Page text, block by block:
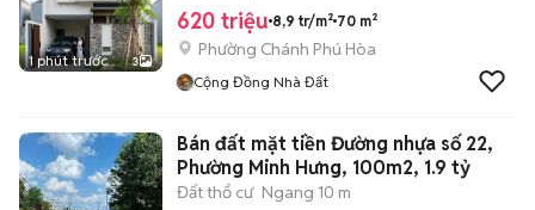
1 phút trước 3
620 triệu 8,9 tr/m² 70 m²
Phường Chánh Phú Hòa
Cộng Đồng Nhà Đất
Bán đất mặt tiền Đường nhựa số 22,
Phường Minh Hưng, 100m2, 1.9 tỷ
Đất thổ cư Ngang 10 m